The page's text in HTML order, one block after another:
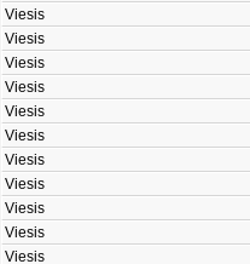
Viesis
Viesis
Viesis
Viesis
Viesis
Viesis
Viesis
Viesis
Viesis
Viesis
Viesis